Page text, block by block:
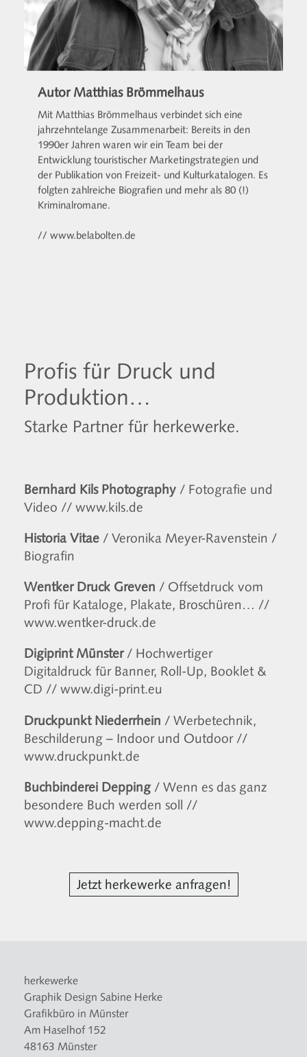
Autor Matthias Brömmelhaus
Mit Matthias Brömmelhaus verbindet sich eine
jahrzehntelange Zusammenarbeit: Bereits in den
1990er Jahren waren wir ein Team bei der
Entwicklung touristischer Marketingstrategien und
der Publikation von Freizeit- und Kulturkatalogen. Es
folgten zahlreiche Biografien und mehr als 80 (!)
Kriminalromane.
// www.belabolten.de
Profis für Druck und
Produktion…
Starke Partner für herkewerke.
Bernhard Kils Photography / Fotografie und
Video // www.kils.de
Historia Vitae / Veronika Meyer-Ravenstein /
Biografin
Wentker Druck Greven / Offsetdruck vom
Profi für Kataloge, Plakate, Broschüren… //
www.wentker-druck.de
Digiprint Münster/ Hochwertiger
Digitaldruck für Banner, Roll-Up, Booklet &
CD // www.digi-print.eu
Druckpunkt Niederrhein / Werbetechnik,
Beschilderung – Indoor und Outdoor //
www.druckpunkt.de
Buchbinderei Depping / Wenn es das ganz
besondere Buch werden soll //
www.depping-macht.de
Jetzt herkewerke anfragen!
herkewerke
Graphik Design Sabine Herke
Grafikbüro in Münster
Am Haselhof 152
48163 Münster